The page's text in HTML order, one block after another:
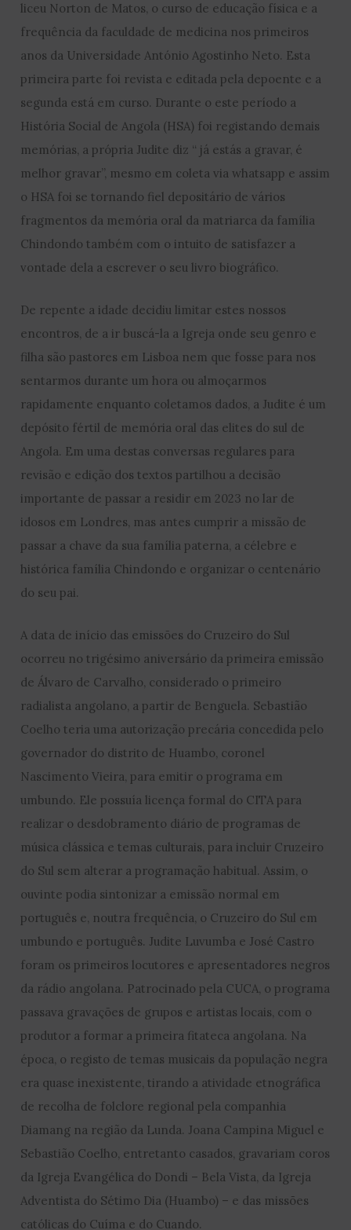
liceu Norton de Matos, o curso de educação física e a
frequência da faculdade de medicina nos primeiros
anos da Universidade António Agostinho Neto. Esta
primeira parte foi revista e editada pela depoente e a
segunda está em curso. Durante o este período a
História Social de Angola (HSA) foi registando demais
memórias, a própria Judite diz “ já estás a gravar, é
melhor gravar”, mesmo em coleta via whatsapp e assim
o HSA foi se tornando fiel depositário de vários
fragmentos da memória oral da matriarca da família
Chindondo também com o intuito de satisfazer a
vontade dela a escrever o seu livro biográfico.
De repente a idade decidiu limitar estes nossos
encontros, de a ir buscá-la a Igreja onde seu genro e
filha são pastores em Lisboa nem que fosse para nos
sentarmos durante um hora ou almoçarmos
rapidamente enquanto coletamos dados, a Judite é um
depósito fértil de memória oral das elites do sul de
Angola. Em uma destas conversas regulares para
revisão e edição dos textos partilhou a decisão
importante de passar a residir em 2023 no lar de
idosos em Londres, mas antes cumprir a missão de
passar a chave da sua família paterna, a célebre e
histórica família Chindondo e organizar o centenário
do seu pai.
A data de início das emissões do Cruzeiro do Sul
ocorreu no trigésimo aniversário da primeira emissão
de Álvaro de Carvalho, considerado o primeiro
radialista angolano, a partir de Benguela. Sebastião
Coelho teria uma autorização precária concedida pelo
governador do distrito de Huambo, coronel
Nascimento Vieira, para emitir o programa em
umbundo. Ele possuía licença formal do CITA para
realizar o desdobramento diário de programas de
música clássica e temas culturais, para incluir Cruzeiro
do Sul sem alterar a programação habitual. Assim, o
ouvinte podia sintonizar a emissão normal em
português e, noutra frequência, o Cruzeiro do Sul em
umbundo e português. Judite Luvumba e José Castro
foram os primeiros locutores e apresentadores negros
da rádio angolana. Patrocinado pela CUCA, o programa
passava gravações de grupos e artistas locais, com o
produtor a formar a primeira fitateca angolana. Na
época, o registo de temas musicais da população negra
era quase inexistente, tirando a atividade etnográfica
de recolha de folclore regional pela companhia
Diamang na região da Lunda. Joana Campina Miguel e
Sebastião Coelho, entretanto casados, gravariam coros
da Igreja Evangélica do Dondi – Bela Vista, da Igreja
Adventista do Sétimo Dia (Huambo) – e das missões
católicas do Cuíma e do Cuando.